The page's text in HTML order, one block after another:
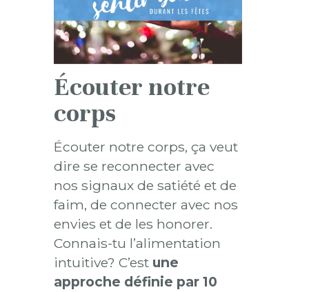
Écouter notre
corps
Écouter notre corps, ça veut
dire se reconnecter avec
nos signaux de satiété et de
faim, de connecter avec nos
envies et de les honorer.
Connais-tu l’alimentation
intuitive? C’est une
approche définie par 10